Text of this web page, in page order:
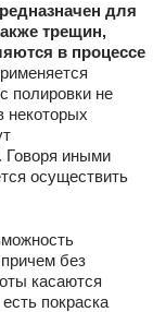
для
трещин,
в процессе
полировки не
некоторых
Говоря иными
осуществить
без
касаются
покраска